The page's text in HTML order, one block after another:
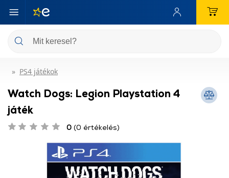
PS4 játékok
Watch Dogs: Legion Playstation 4
játék
0 (0 értékelés)